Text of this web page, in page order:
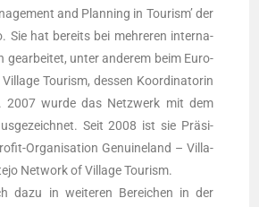
and Plan­ning in Tou­rism’ der
Sie hat bereits bei meh­re­ren inter­na­
gear­bei­tet, unter ande­rem beim Euro­
Tou­rism, des­sen Koor­di­na­to­rin
2007 wur­de das Netz­werk mit dem
Seit 2008 ist sie Prä­si­
Orga­ni­sa­ti­on Genui­ne­land – Vil­la­
Net­work of Vil­la­ge Tou­rism.
dazu in wei­te­ren Berei­chen in der